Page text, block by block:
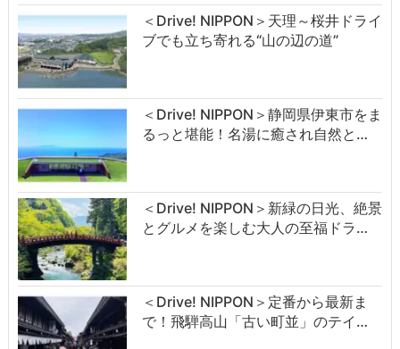
＜Drive! NIPPON＞天理～桜井ドライ
ブでも立ち寄れる“山の辺の道”
＜Drive! NIPPON＞静岡県伊東市をま
るっと堪能！名湯に癒され自然と…
＜Drive! NIPPON＞新緑の日光、絶景
とグルメを楽しむ大人の至福ドラ…
＜Drive! NIPPON＞定番から最新ま
で！飛騨高山「古い町並」のテイ…